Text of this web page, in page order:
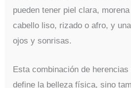
pueden tener piel clara,
cabello liso, rizado o afro, y
ojos y sonrisas.
Esta combinación de
define la belleza física, sino